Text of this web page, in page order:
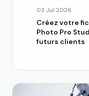
03 Jul 2026
Créez votre
Photo Pro
futurs clients